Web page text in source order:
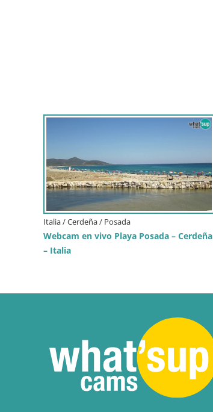
Italia / Cerdeña / Posada
Webcam en vivo Playa Posada – Cerdeña
– Italia